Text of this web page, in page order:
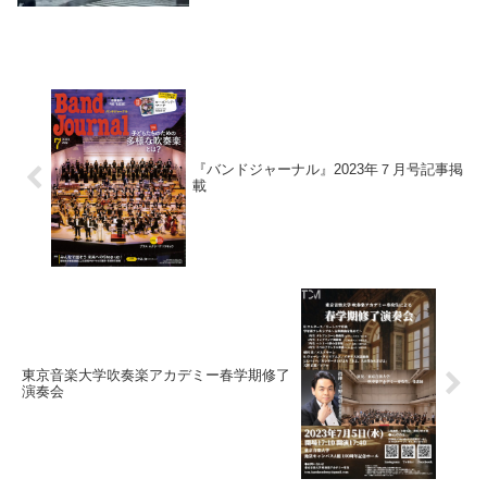
『バンドジャーナル』2023年７月号記事掲
載
東京音楽大学吹奏楽アカデミー春学期修了
演奏会